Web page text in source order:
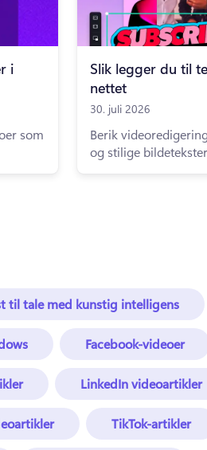
i
som
Slik legger du til
nettet
30. juli 2026
Berik
og stilige
til tale med kunstig intelligens
Facebook-videoer
LinkedIn videoartikler
TikTok-artikler